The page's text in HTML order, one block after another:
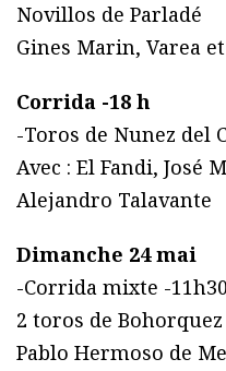
Novillos de Parladé
Gines Marin, Varea
Corrida -18 h
-Toros de Nunez del
Avec : El Fandi, José
Alejandro Talavante
Dimanche 24 mai
-Corrida mixte -11h30
2 toros de Bohorquez
Pablo Hermoso de